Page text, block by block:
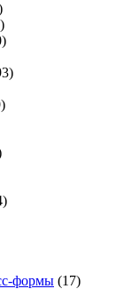
формы (17)